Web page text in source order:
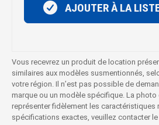
AJOUTER À LA
Vous recevrez un produit de location
similaires aux modèles susmentionnés,
votre région. Il n’est pas possible de
marque ou un modèle spécifique. La
représenter fidèlement les caractéristiques
spécifications exactes, veuillez contacter le